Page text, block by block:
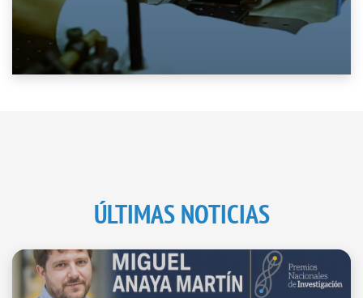
ÚLTIMAS NOTICIAS